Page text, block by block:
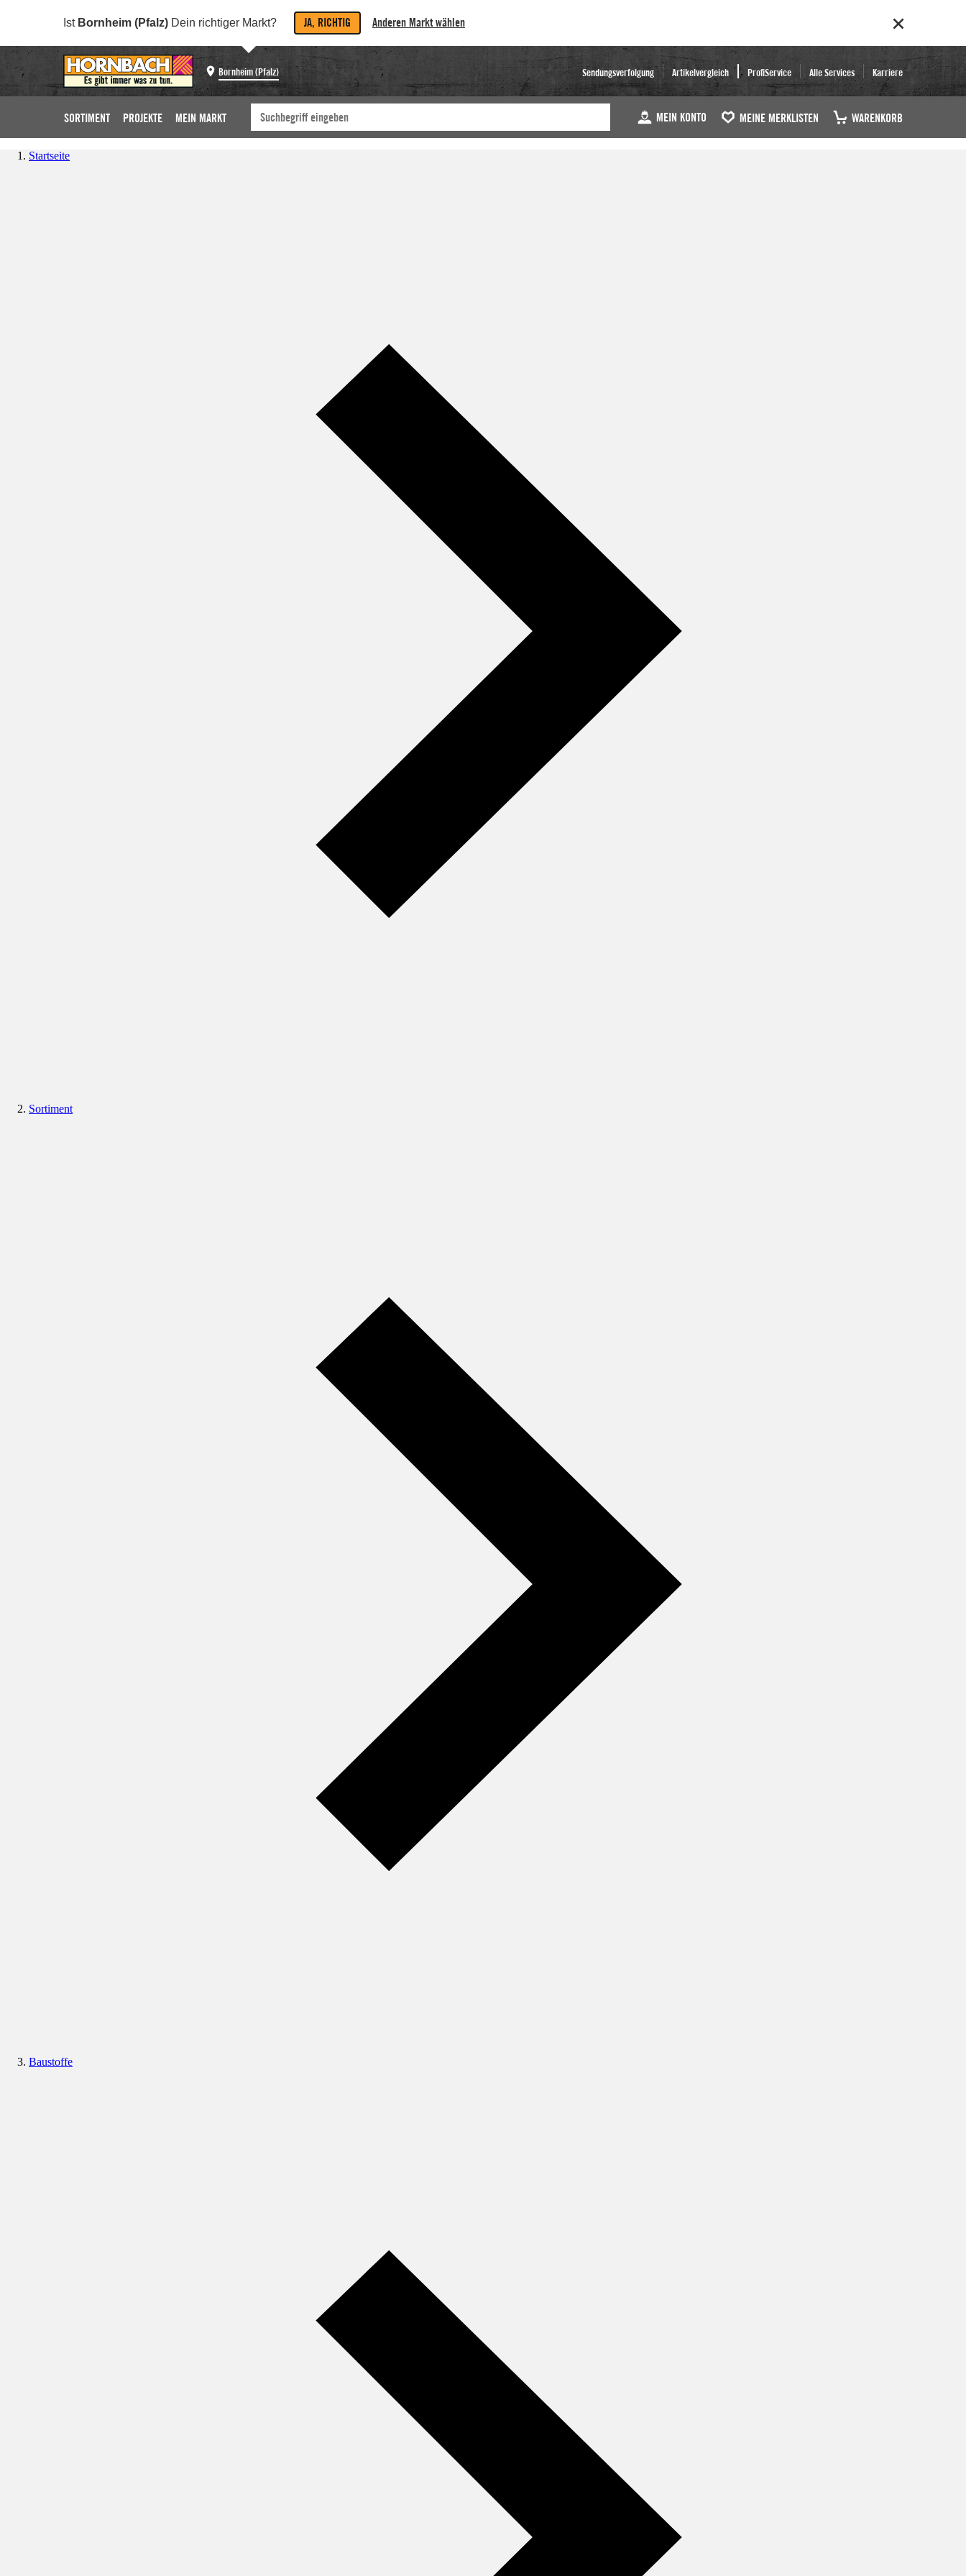
Ist Bornheim (Pfalz) Dein richtiger Markt? JA, RICHTIG Anderen Markt wählen
Bornheim (Pfalz) Sendungsverfolgung Artikelvergleich ProfiService Alle Services Karriere
SORTIMENT PROJEKTE MEIN MARKT MEIN KONTO MEINE MERKLISTEN WARENKORB
Startseite
Sortiment
Baustoffe